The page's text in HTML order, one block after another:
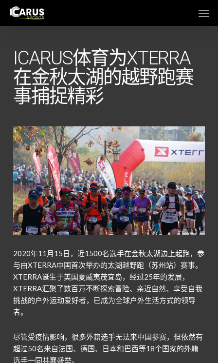
Skip
main
ICARUS体育为XTERRA
在金秋太湖的越野跑赛
事捕捉精彩
2020年11月15日，近1500名选手在金秋太湖边上起跑，参
与由XTERRA中国首次举办的太湖越野跑（苏州站）赛事。
XTERRA诞生于美国夏威夷茂宜岛，经过25年的发展，
XTERRA汇聚了数百万不断探索冒险、亲近自然、享受自我
挑战的户外运动爱好者，已成为全球户外生活方式的领导
者。
尽管受疫情影响，很多外籍选手无法来中国参赛，但依然有
超过50名来自法国、德国、日本和巴西等18个国家的外籍
选手一同共襄盛举。